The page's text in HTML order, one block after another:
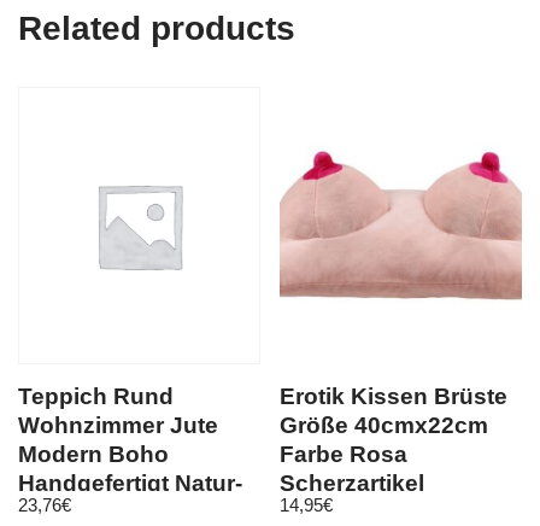
Related products
Teppich Rund
Wohnzimmer Jute
Modern Boho
Handgefertigt Natur-
Teppich Creme Beige
23,76€
Erotik Kissen Brüste
Größe 40cmx22cm
Farbe Rosa
Scherzartikel
14,95€